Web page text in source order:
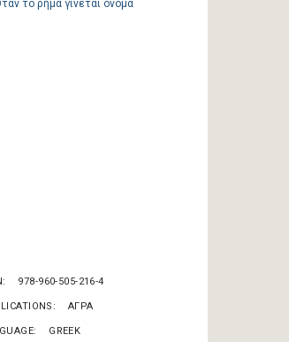
978-960-505-216-4
ΑΓΡΑ
GREEK